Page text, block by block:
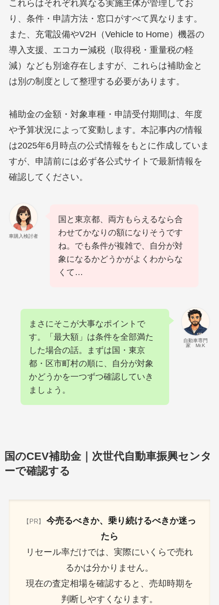
これらはそれぞれ異なる実施主体が管理してお
り、条件・申請方法・窓口がすべて異なります。
また、充電設備やV2H（Vehicle to Home）機器の
導入支援、エコカー減税（取得税・重量税の軽
減）なども別途存在しますが、これらは補助金と
は別の制度として整理する必要があります。
補助金の金額・対象車種・申請受付期間は、年度
や予算状況によって変動します。本記事内の情報
は2025年6月時点の公式情報をもとに作成していま
すが、申請前には必ず各公式サイトで最新情報を
確認してください。
車購入検討者
国と東京都、両方もらえるなら合
わせてかなりの額になりそうです
ね。でも条件が複雑で、自分が対
象になるかどうかがよくわからな
くて…
自動車専門
家 Mr.K
まさにそこが大事なポイントで
す。「最大額」は条件を全部満た
した場合の話。まずは国・東京
都・区市町村の順に、自分が対象
かどうかを一つずつ確認していき
ましょう。
国のCEV補助金｜次世代自動車振興センタ
ーで確認する
【PR】
今売るべきか、乗り続けるべきか迷っ
たら
リセール率だけでは、実際にいくらで売れ
るかは分かりません。
現在の査定相場を確認すると、売却時期を
判断しやすくなります。